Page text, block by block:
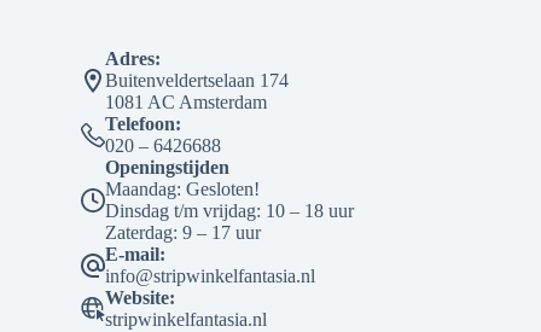
Adres:
Buitenveldertselaan 174
1081 AC Amsterdam
Telefoon:
020 – 6426688
Openingstijden
Maandag: Gesloten!
Dinsdag t/m vrijdag: 10 – 18 uur
Zaterdag: 9 – 17 uur
E-mail:
info@stripwinkelfantasia.nl
Website:
stripwinkelfantasia.nl